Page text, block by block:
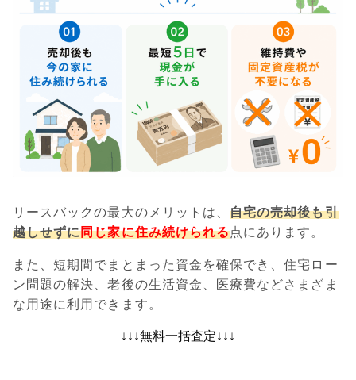
リースバックの最大のメリットは、自宅の売却後も引
越しせずに同じ家に住み続けられる点にあります。
また、短期間でまとまった資金を確保でき、住宅ロー
ン問題の解決、老後の生活資金、医療費などさまざま
な用途に利用できます。
↓↓↓無料一括査定↓↓↓